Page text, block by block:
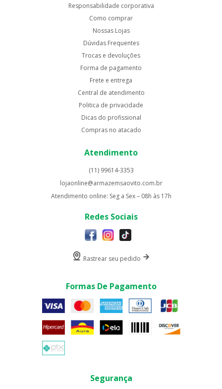
Responsabilidade corporativa
Como comprar
Nossas Lojas
Dúvidas Frequentes
Trocas e devoluções
Forma de pagamento
Frete e entrega
Central de atendimento
Politica de privacidade
Dicas do profissional
Compras no atacado
Atendimento
(11) 99614-3353
lojaonline@armazemsaovito.com.br
Atendimento online: Seg a Sex – 08h às 17h
Redes Sociais
Rastrear seu pedido
Formas De Pagamento
Segurança